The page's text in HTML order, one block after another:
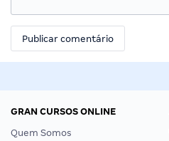
GRAN CURSOS ONLINE
Quem Somos